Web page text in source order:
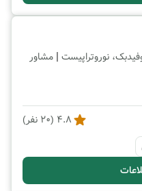
نوروتراپیست | مشاور
4.8
(
20 نفر)